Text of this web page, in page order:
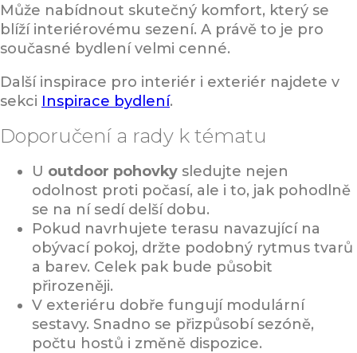
Může nabídnout skutečný komfort, který se
blíží interiérovému sezení. A právě to je pro
současné bydlení velmi cenné.
Další inspirace pro interiér i exteriér najdete v
sekci Inspirace bydlení.
Doporučení a rady k tématu
U outdoor pohovky sledujte nejen
odolnost proti počasí, ale i to, jak pohodlně
se na ní sedí delší dobu.
Pokud navrhujete terasu navazující na
obývací pokoj, držte podobný rytmus tvarů
a barev. Celek pak bude působit
přirozeněji.
V exteriéru dobře fungují modulární
sestavy. Snadno se přizpůsobí sezóně,
počtu hostů i změně dispozice.